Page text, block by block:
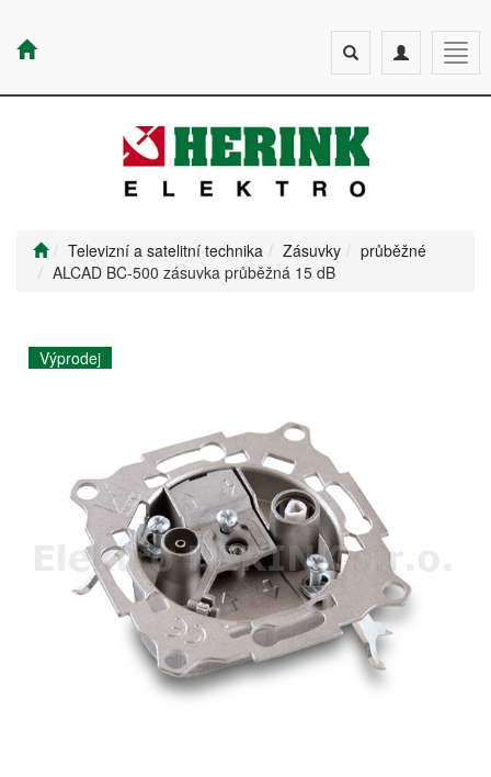
Toggle
navigation
Toggle
search
Televizní a satelitní technika Zásuvky
průběžné
ALCAD BC-500 zásuvka průběžná 15 dB
Výprodej